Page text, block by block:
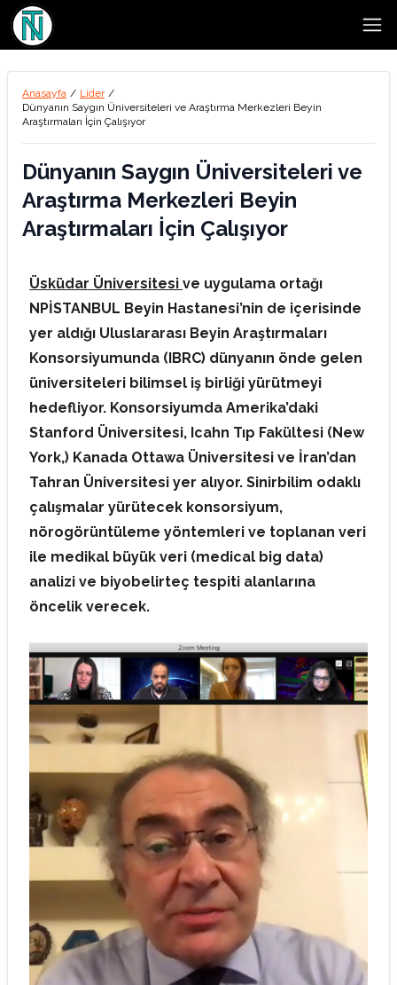
Anasayfa / Lider /
Dünyanın Saygın Üniversiteleri ve Araştırma Merkezleri Beyin
Araştırmaları İçin Çalışıyor
Dünyanın Saygın Üniversiteleri ve
Araştırma Merkezleri Beyin
Araştırmaları İçin Çalışıyor
Üsküdar Üniversitesi ve uygulama ortağı
NPİSTANBUL Beyin Hastanesi’nin de içerisinde
yer aldığı Uluslararası Beyin Araştırmaları
Konsorsiyumunda (IBRC) dünyanın önde gelen
üniversiteleri bilimsel iş birliği yürütmeyi
hedefliyor. Konsorsiyumda Amerika’daki
Stanford Üniversitesi, Icahn Tıp Fakültesi (New
York,) Kanada Ottawa Üniversitesi ve İran’dan
Tahran Üniversitesi yer alıyor. Sinirbilim odaklı
çalışmalar yürütecek konsorsiyum,
nörogörüntüleme yöntemleri ve toplanan veri
ile medikal büyük veri (medical big data)
analizi ve biyobelirteç tespiti alanlarına
öncelik verecek.